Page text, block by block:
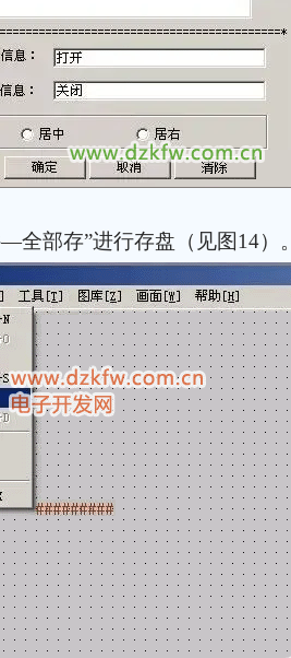
全部存”进行存盘（见图14）